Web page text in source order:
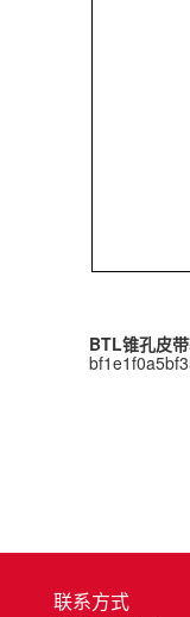
BTL锥孔皮带
联系方式